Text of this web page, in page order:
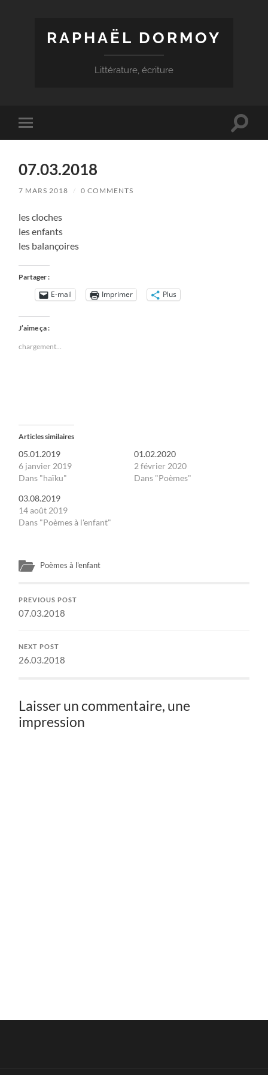
RAPHAËL DORMOY
Littérature, écriture
Toggle
mobile
Toggle
07.03.2018
7 MARS 2018 / 0 COMMENTS
les cloches
les enfants
les balançoires
Partager :
E-mail Imprimer Plus
J’aime ça :
chargement…
Articles similaires
05.01.2019
6 janvier 2019
Dans "haïku"
01.02.2020
2 février 2020
Dans "Poèmes"
03.08.2019
14 août 2019
Dans "Poèmes à l'enfant"
Poèmes à l'enfant
PREVIOUS POST
07.03.2018
NEXT POST
26.03.2018
Laisser un commentaire, une
impression